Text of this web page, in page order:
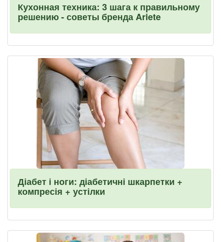
Кухонная техника: 3 шага к правильному
решению - советы бренда Ariete
Діабет і ноги: діабетичні шкарпетки +
компресія + устілки